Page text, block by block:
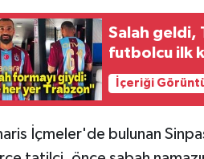
Salah geldi,
futbolcu ilk
İçeriği
İçmeler'de bulunan